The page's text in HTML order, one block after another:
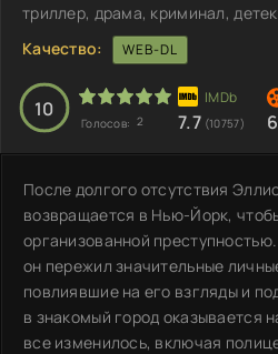
триллер, драма, криминал,
Качество:
WEB-DL
10
Голосов: 2 7.7 (10757)
После долгого отсутствия
возвращается в Нью-Йорк,
организованной
он пережил значительные
повлиявшие на его взгляды и
в знакомый город оказывается
все изменилось, включая